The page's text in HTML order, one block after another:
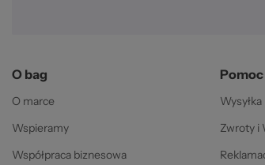
O bag
O marce
Wspieramy
Współpraca biznesowa
Pomoc
Zwroty i